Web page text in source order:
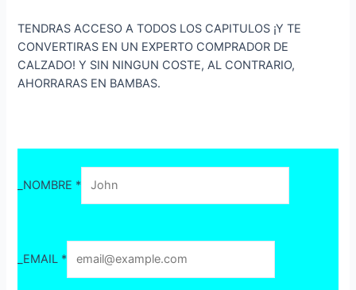
TENDRAS ACCESO A TODOS LOS CAPITULOS ¡Y TE
CONVERTIRAS EN UN EXPERTO COMPRADOR DE
CALZADO! Y SIN NINGUN COSTE, AL CONTRARIO,
AHORRARAS EN BAMBAS.
_NOMBRE *
_EMAIL *